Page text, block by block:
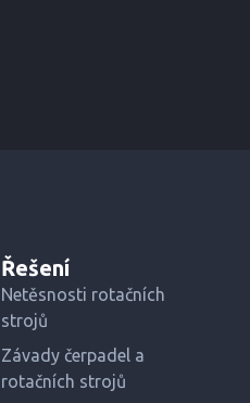
Řešení
Netěsnosti rotačních
strojů
Závady čerpadel a
rotačních strojů